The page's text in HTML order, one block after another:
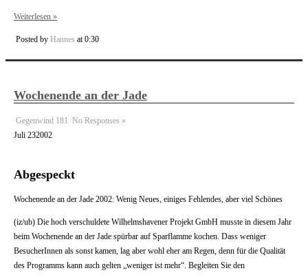
Weiterlesen »
Posted by Hannes at 0:30
Wochenende an der Jade
Gegenwind 181 No Responses »
Juli 232002
Abgespeckt
Wochenende an der Jade 2002: Wenig Neues, einiges Fehlendes, aber viel Schönes
(iz/ub) Die hoch verschuldete Wilhelmshavener Projekt GmbH musste in diesem Jahr
beim Wochenende an der Jade spürbar auf Sparflamme kochen. Dass weniger
BesucherInnen als sonst kamen, lag aber wohl eher am Regen, denn für die Qualität
des Programms kann auch gelten „weniger ist mehr“. Begleiten Sie den